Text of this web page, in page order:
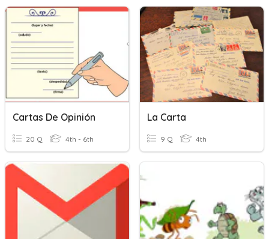
Cartas De Opinión
20 Q 4th - 6th
La Carta
9 Q 4th